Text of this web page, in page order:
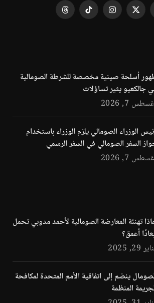
X
الانستغرامتيكتوك Threads
أسلحة صينية مخصصة للشرطة الصومالية
جالكعيو يثير تساؤلات
7, 2026
الوزراء الصومالي يلزم الوزراء باستخدام
السفر الصومالي في السفر الرسمي
7, 2026
تهنئة المعارضة الصومالية لأحمد مدوبي تحمل
أعمق؟
29, 2025
ينضم إلى اتفاقية الأمم المتحدة لمكافحة
المنظمة